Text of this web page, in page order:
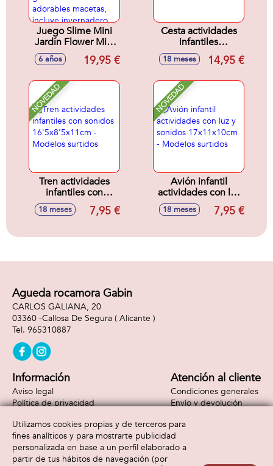
Juego Slime Mini
Jardín Flower Mini
Garden. Crea
slimes coloridos y
guárdalos en 6
adorables macetas,
incluye
invernadero.
Decora a tu gusto
para crear tu propio
6 años 19,95 €
Cesta actividades
infantiles
25x18x14cm
18 meses 14,95 €
NOVEDAD
Tren actividades
infantiles con
sonidos
16'5x8'5x11cm -
18 meses 7,95 €
NOVEDAD
Avión infantil
actividades con luz
y sonidos
17x11x10cm -
18 meses 7,95 €
Agueda rocamora Gabin
CARLOS GALIANA, 20
03360 -Callosa De Segura ( Alicante )
965310887
Información
Aviso legal
Política de privacidad
Atención al cliente
Condiciones generales
Envío y devolución
Formas de pago
Utilizamos cookies propias y de terceros para
fines analíticos y para mostrarte publicidad
personalizada en base a un perfil elaborado a
partir de tus hábitos de navegación (por